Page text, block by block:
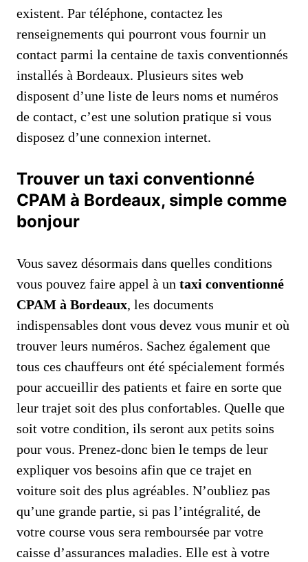
existent. Par téléphone, contactez les
renseignements qui pourront vous fournir un
contact parmi la centaine de taxis conventionnés
installés à Bordeaux. Plusieurs sites web
disposent d’une liste de leurs noms et numéros
de contact, c’est une solution pratique si vous
disposez d’une connexion internet.
Trouver un taxi conventionné
CPAM à Bordeaux, simple comme
bonjour
Vous savez désormais dans quelles conditions
vous pouvez faire appel à un taxi conventionné
CPAM à Bordeaux, les documents
indispensables dont vous devez vous munir et où
trouver leurs numéros. Sachez également que
tous ces chauffeurs ont été spécialement formés
pour accueillir des patients et faire en sorte que
leur trajet soit des plus confortables. Quelle que
soit votre condition, ils seront aux petits soins
pour vous. Prenez-donc bien le temps de leur
expliquer vos besoins afin que ce trajet en
voiture soit des plus agréables. N’oubliez pas
qu’une grande partie, si pas l’intégralité, de
votre course vous sera remboursée par votre
caisse d’assurances maladies. Elle est à votre